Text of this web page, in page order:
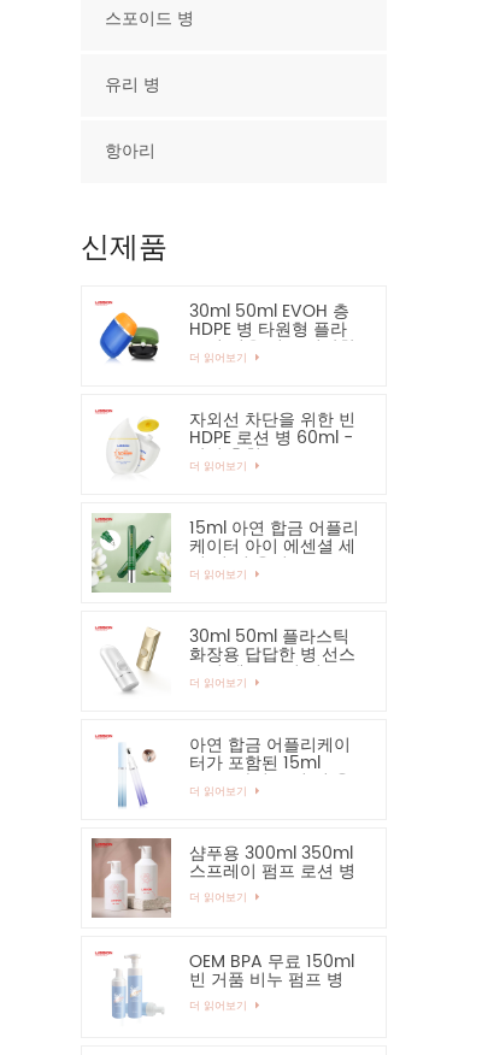
스포이드 병
유리 병
항아리
신제품
30ml 50ml EVOH 층
HDPE 병 타원형 플라
스틱 병을 적극 권장합
니다.
더 읽어보기
자외선 차단을 위한 빈
HDPE 로션 병 60ml -
강력 추천
더 읽어보기
15ml 아연 합금 어플리
케이터 아이 에센셜 세
럼 병 및 용기
더 읽어보기
30ml 50ml 플라스틱
화장용 답답한 병 선스
크린 핸드 크림 병
더 읽어보기
아연 합금 어플리케이
터가 포함된 15ml
PETG 아이 크림 병 용
기
더 읽어보기
샴푸용 300ml 350ml
스프레이 펌프 로션 병
더 읽어보기
OEM BPA 무료 150ml
빈 거품 비누 펌프 병
더 읽어보기